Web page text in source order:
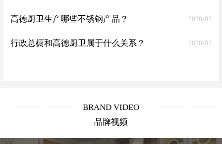
高德厨卫生产哪些不锈钢产品？ 2020-03
行政总橱和高德厨卫属于什么关系？ 2020-03
BRAND VIDEO
品牌视频